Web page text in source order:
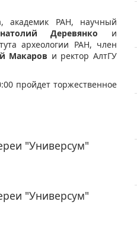
академик РАН, научный
Деревянко и
археологии РАН, член
Макаров и ректор АлтГУ
пройдет торжественное
"Универсум"
"Универсум"